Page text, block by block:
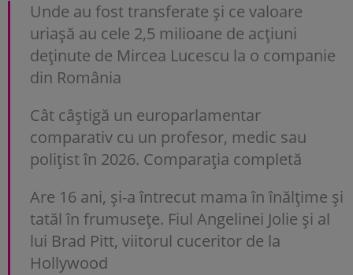
Unde au fost transferate și ce valoare
uriașă au cele 2,5 milioane de acțiuni
deținute de Mircea Lucescu la o companie
din România
Cât câștigă un europarlamentar
comparativ cu un profesor, medic sau
polițist în 2026. Comparația completă
Are 16 ani, și-a întrecut mama în înălțime și
tatăl în frumusețe. Fiul Angelinei Jolie și al
lui Brad Pitt, viitorul cuceritor de la
Hollywood